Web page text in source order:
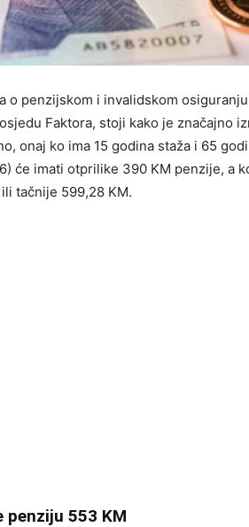
o penzijskom i invalidskom
Faktora, stoji kako je značajno
onaj ko ima 15 godina staža i 65
će imati otprilike 390 KM penzije, a
tačnije 599,28 KM.
553 KM